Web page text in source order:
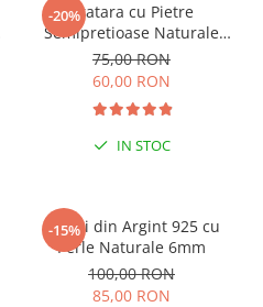
-20%Bratara cu Pietre
Semipretioase Naturale
Amazonit de 6mm, unisex
75,00 RON
60,00 RON
IN STOC
-15%
Cercei din Argint 925 cu
Perle Naturale 6mm
100,00 RON
85,00 RON